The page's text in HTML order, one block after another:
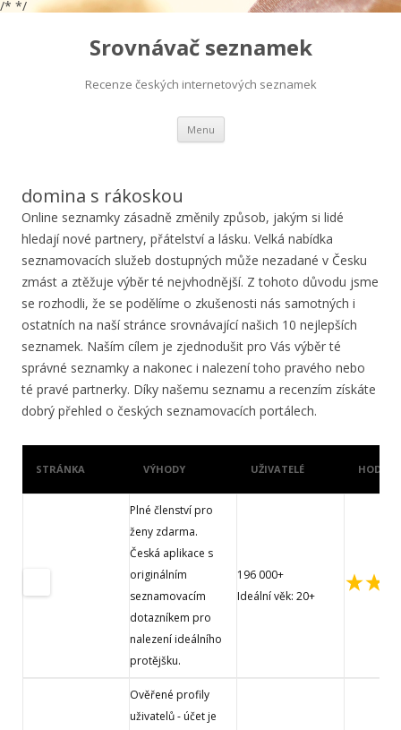
/* */
Srovnávač seznamek
Recenze českých internetových seznamek
Menu Přejít
obsahu
domina s rákoskou
Online seznamky zásadně změnily způsob, jakým si lidé
hledají nové partnery, přátelství a lásku. Velká nabídka
seznamovacích služeb dostupných může nezadané v Česku
zmást a ztěžuje výběr té nejvhodnější. Z tohoto důvodu jsme
se rozhodli, že se podělíme o zkušenosti nás samotných i
ostatních na naší stránce srovnávající našich 10 nejlepších
seznamek. Naším cílem je zjednodušit pro Vás výběr té
správné seznamky a nakonec i nalezení toho pravého nebo
té pravé partnerky. Díky našemu seznamu a recenzím získáte
dobrý přehled o českých seznamovacích portálech.
STRÁNKA VÝHODY UŽIVATELÉ
Plné členství pro
ženy zdarma.
Česká aplikace s
originálním
seznamovacím
dotazníkem pro
nalezení ideálního
protějšku.
196 000+
Ideální věk: 20+
Ověřené profily
uživatelů - účet je